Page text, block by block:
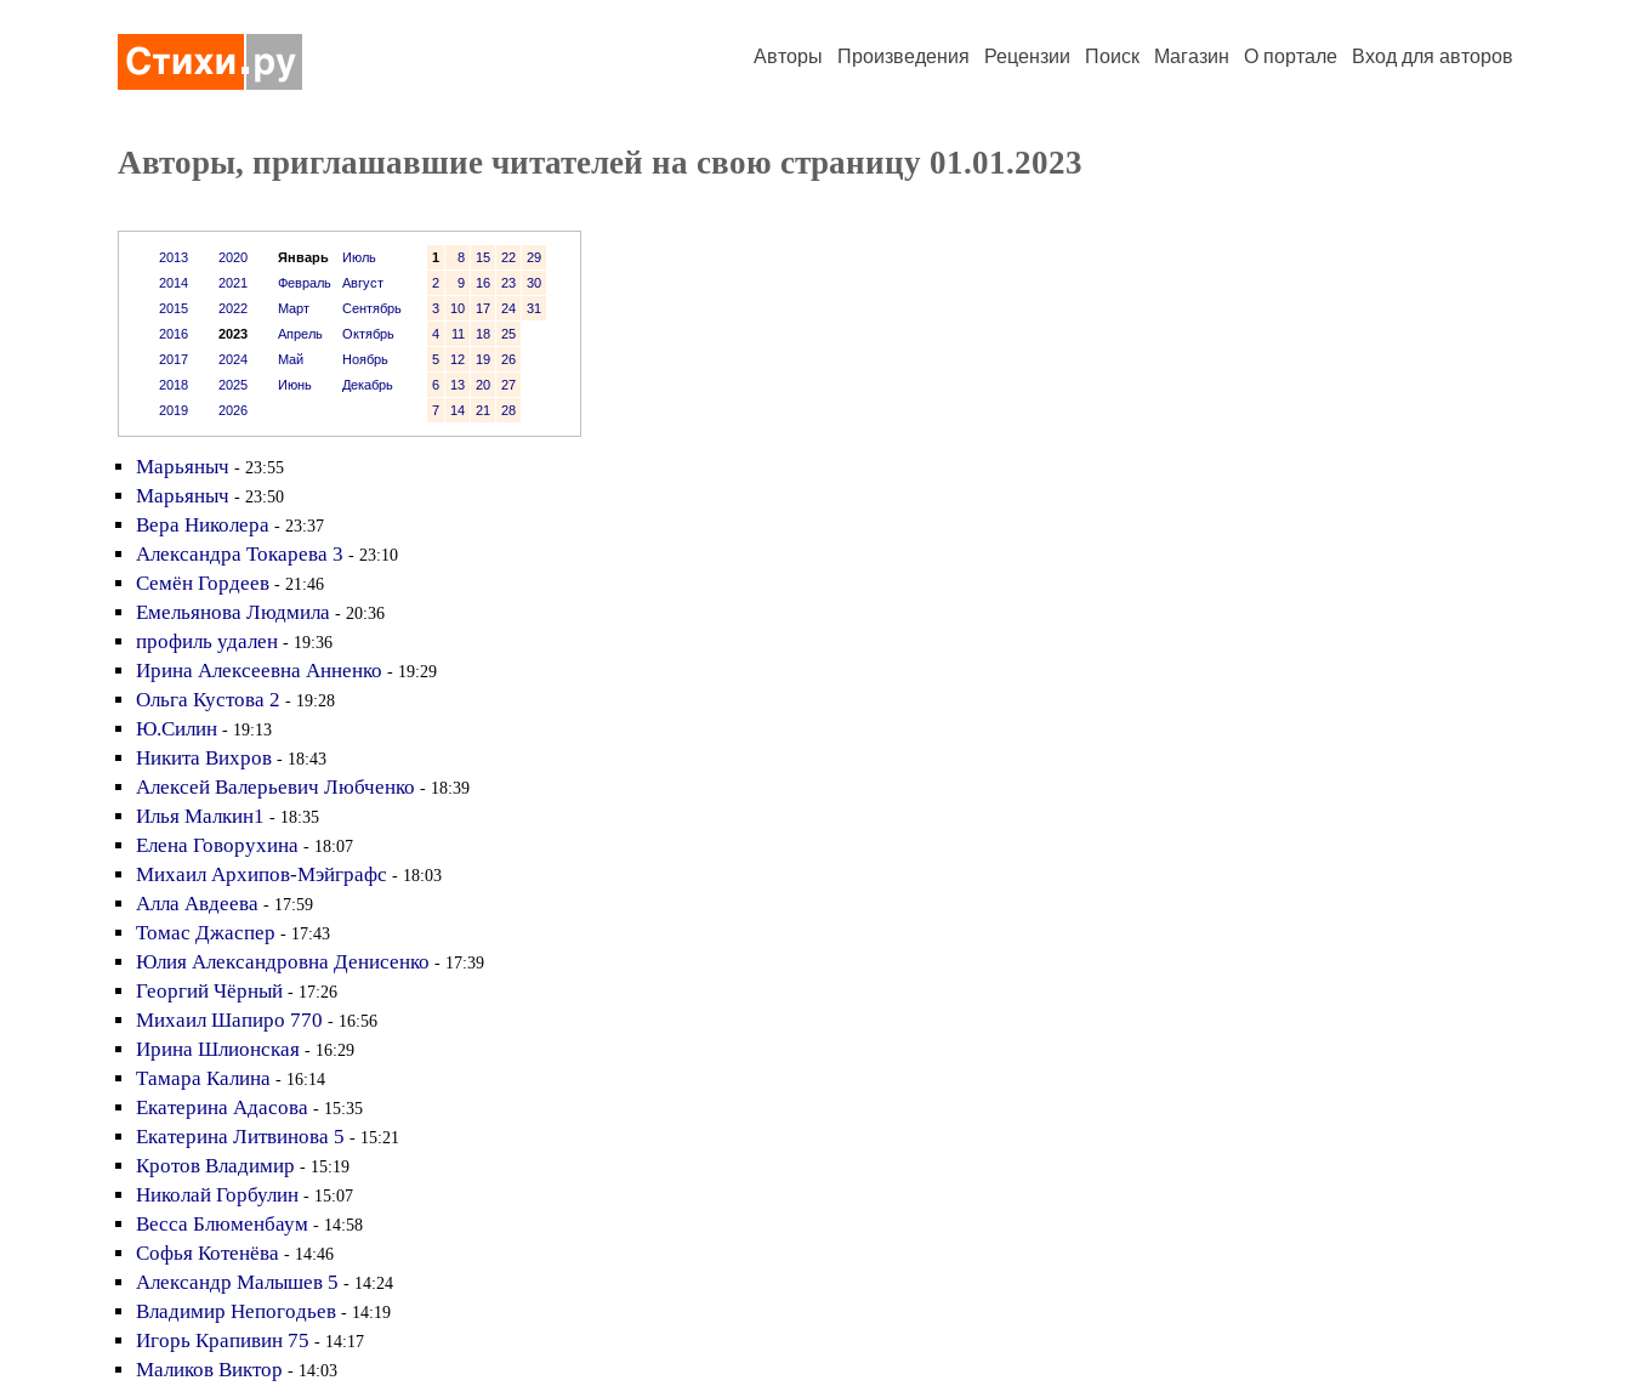
Авторы Произведения Рецензии Поиск Магазин О портале Вход для авторов
Авторы, приглашавшие читателей на свою страницу 01.01.2023
2013
2014
2015
2016
2017
2018
2019
2020
2021
2022
2023
2024
2025
2026
Январь
Июль
Февраль
Август
Март
Сентябрь
Апрель
Октябрь
Май
Ноябрь
Июнь
Декабрь
1 8 15 22
29
2
9 16 23
30
3
10 17 24
31
4
11 18
25
5
12 19
26
6
13 20
27
7
14 21 28
Марьяныч - 23:55
Марьяныч - 23:50
Вера Николера - 23:37
Александра Токарева 3 - 23:10
Семён Гордеев - 21:46
Емельянова Людмила - 20:36
профиль удален - 19:36
Ирина Алексеевна Анненко - 19:29
Ольга Кустова 2 - 19:28
Ю.Силин - 19:13
Никита Вихров - 18:43
Алексей Валерьевич Любченко - 18:39
Илья Малкин1 - 18:35
Елена Говорухина - 18:07
Михаил Архипов-Мэйграфс - 18:03
Алла Авдеева - 17:59
Томас Джаспер - 17:43
Юлия Александровна Денисенко - 17:39
Георгий Чёрный - 17:26
Михаил Шапиро 770 - 16:56
Ирина Шлионская - 16:29
Тамара Калина - 16:14
Екатерина Адасова - 15:35
Екатерина Литвинова 5 - 15:21
Кротов Владимир - 15:19
Николай Горбулин - 15:07
Весса Блюменбаум - 14:58
Софья Котенёва - 14:46
Александр Малышев 5 - 14:24
Владимир Непогодьев - 14:19
Игорь Крапивин 75 - 14:17
Маликов Виктор - 14:03